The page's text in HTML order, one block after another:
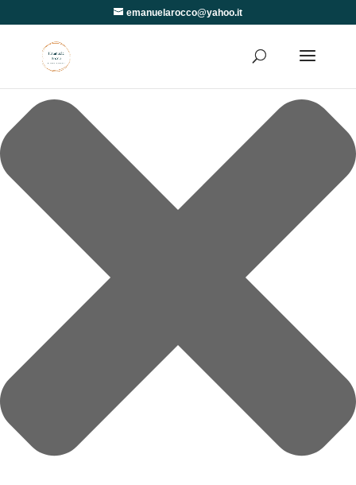
emanuelarocco@yahoo.it